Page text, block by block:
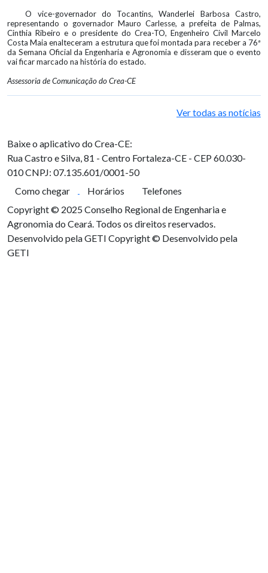
O vice-governador do Tocantins, Wanderlei Barbosa Castro,
representando o governador Mauro Carlesse, a prefeita de Palmas,
Cinthia Ribeiro e o presidente do Crea-TO, Engenheiro Civil Marcelo
Costa Maia enalteceram a estrutura que foi montada para receber a 76ª
da Semana Oficial da Engenharia e Agronomia e disseram que o evento
vai ficar marcado na história do estado.
Assessoria de Comunicação do Crea-CE
Ver todas as notícias
Baixe o aplicativo do Crea-CE:
Rua Castro e Silva, 81 - Centro Fortaleza-CE - CEP 60.030-
010CNPJ: 07.135.601/0001-50
Como chegar
Horários
Telefones
Copyright © 2025 Conselho Regional de Engenharia e
Agronomia do Ceará. Todos os direitos reservados.
Desenvolvido pela GETI Copyright © Desenvolvido pela
GETI